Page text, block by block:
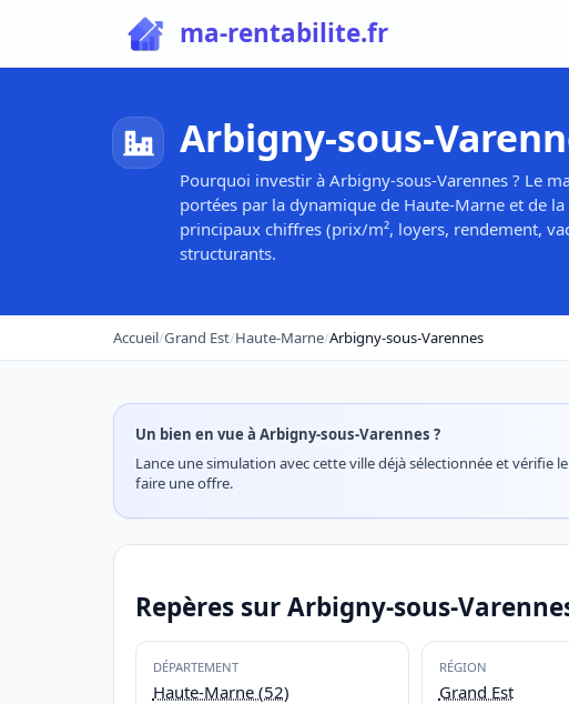
ma-rentabilite.fr
Arbigny-sous-
Pourquoi investir à Arbigny-sous-Varennes ? Le
portées par la dynamique de Haute-Marne et de
principaux chiffres (prix/m², loyers, rendement,
structurants.
Accueil/Grand Est/Haute-Marne/Arbigny-sous-Varennes
Un bien en vue à Arbigny-sous-Varennes ?
Lance une simulation avec cette ville déjà sélectionnée et vérifie
faire une offre.
Repères sur Arbigny-sous-
DÉPARTEMENT
Haute-Marne (52)
RÉGION
Grand Est